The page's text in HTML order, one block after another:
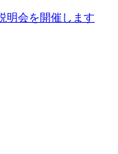
明会を開催します